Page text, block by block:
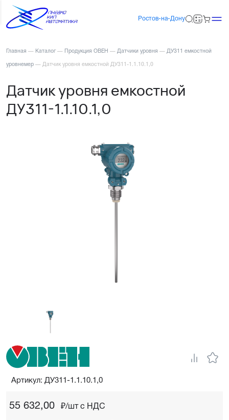
Ростов-на-Дону
Главная — Каталог — Продукция ОВЕН — Датчики уровня — ДУ311 емкостной
уровнемер — Датчик уровня емкостной ДУ311-1.1.10.1,0
Датчик уровня емкостной
ДУ311-1.1.10.1,0
55 632,00 ₽/шт c НДС
Артикул: ДУ311-1.1.10.1,0